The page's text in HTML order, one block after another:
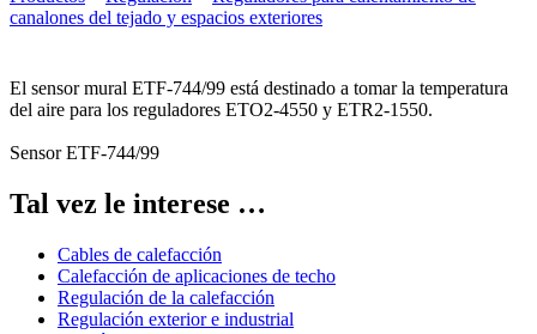
canalones del tejado y espacios exteriores
El sensor mural ETF-744/99 está destinado a tomar la temperatura
del aire para los reguladores ETO2-4550 y ETR2-1550.
Sensor ETF-744/99
Tal vez le interese …
Cables de calefacción
Calefacción de aplicaciones de techo
Regulación de la calefacción
Regulación exterior e industrial